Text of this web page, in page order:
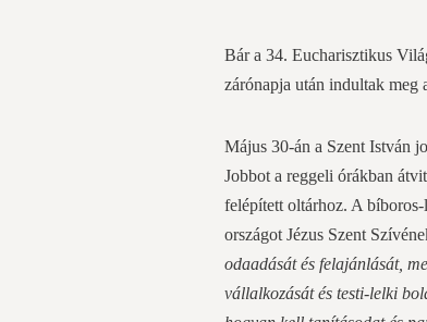
Bár a 34. Eucharisztikus
zárónapja után indultak meg
Május 30-án a Szent István
Jobbot a reggeli órákban
felépített oltárhoz. A
országot Jézus Szent
odaadását és felajánlását,
vállalkozását és testi-lelki